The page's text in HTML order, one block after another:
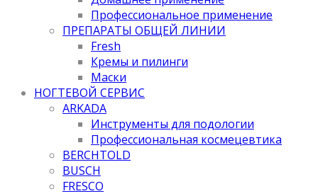
Профессиональное применение
ПРЕПАРАТЫ ОБЩЕЙ ЛИНИИ
Fresh
Кремы и пилинги
Маски
НОГТЕВОЙ СЕРВИС
ARKADA
Инструменты для подологии
Профессиональная космецевтика
BERCHTOLD
BUSCH
FRESCO